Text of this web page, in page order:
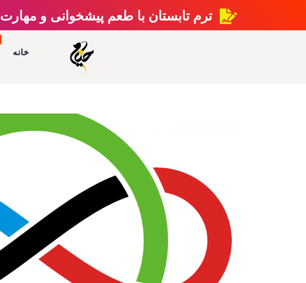
 ترم تابستان با طعم پیشخوانی و مهارت
خانه